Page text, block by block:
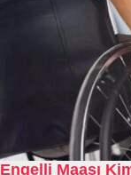
Engelli Maaşı